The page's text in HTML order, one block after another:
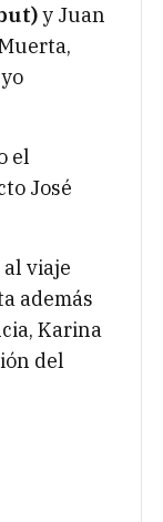
y Juan
el
José
viaje
además
Karina
del